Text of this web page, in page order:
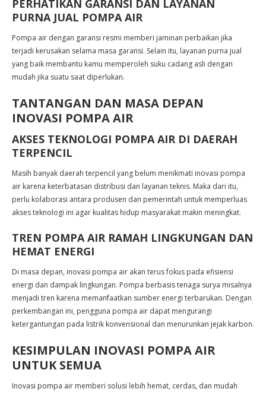
PERHATIKAN GARANSI DAN LAYANAN
PURNA JUAL POMPA AIR
Pompa air dengan garansi resmi memberi jaminan perbaikan jika
terjadi kerusakan selama masa garansi. Selain itu, layanan purna jual
yang baik membantu kamu memperoleh suku cadang asli dengan
mudah jika suatu saat diperlukan.
TANTANGAN DAN MASA DEPAN
INOVASI POMPA AIR
AKSES TEKNOLOGI POMPA AIR DI DAERAH
TERPENCIL
Masih banyak daerah terpencil yang belum menikmati inovasi pompa
air karena keterbatasan distribusi dan layanan teknis. Maka dari itu,
perlu kolaborasi antara produsen dan pemerintah untuk memperluas
akses teknologi ini agar kualitas hidup masyarakat makin meningkat.
TREN POMPA AIR RAMAH LINGKUNGAN DAN
HEMAT ENERGI
Di masa depan, inovasi pompa air akan terus fokus pada efisiensi
energi dan dampak lingkungan. Pompa berbasis tenaga surya misalnya
menjadi tren karena memanfaatkan sumber energi terbarukan. Dengan
perkembangan ini, pengguna pompa air dapat mengurangi
ketergantungan pada listrik konvensional dan menurunkan jejak karbon.
KESIMPULAN INOVASI POMPA AIR
UNTUK SEMUA
Inovasi pompa air memberi solusi lebih hemat, cerdas, dan mudah